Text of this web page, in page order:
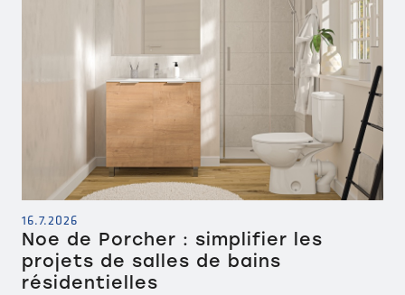
16.7.2026
Noe de Porcher : simplifier les
projets de salles de bains
résidentielles